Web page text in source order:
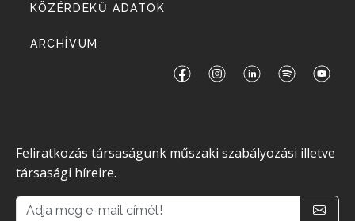
KÖZÉRDEKŰ ADATOK
ARCHÍVUM
Feliratkozás társaságunk műszaki szabályozási illetve
társasági híreire.